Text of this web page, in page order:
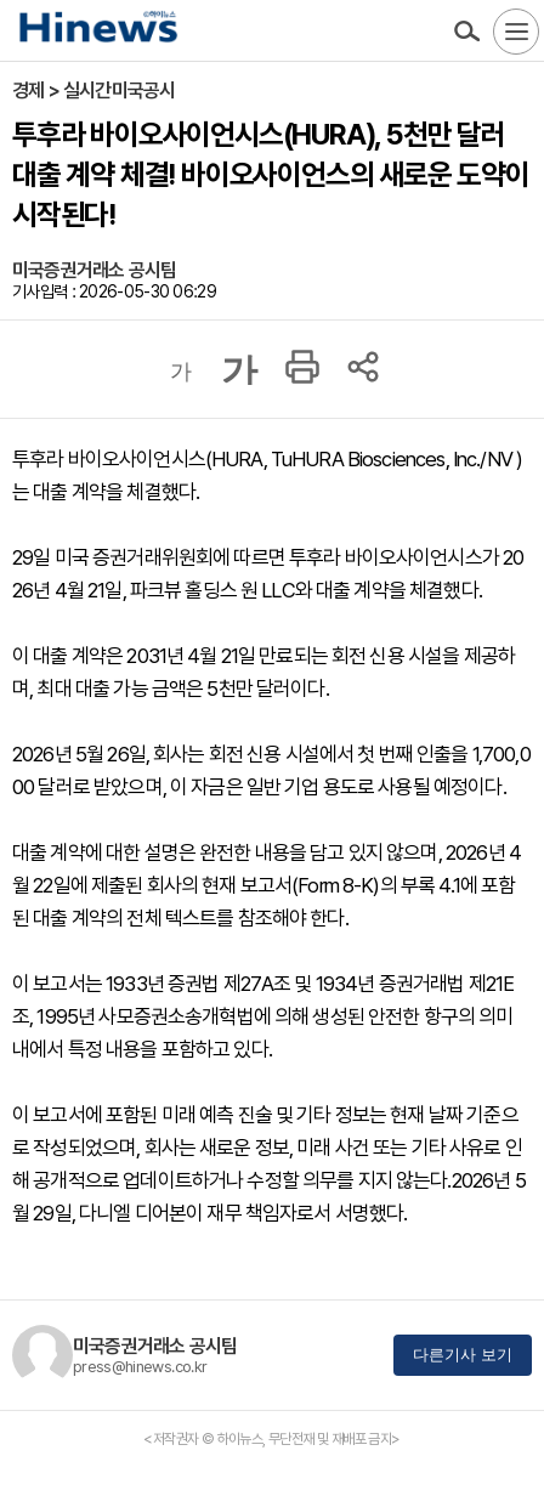
경제 > 실시간미국공시
투후라 바이오사이언시스(HURA), 5천만 달러
대출 계약 체결! 바이오사이언스의 새로운 도약이
시작된다!
미국증권거래소 공시팀
기사입력 : 2026-05-30 06:29
가 가
투후라 바이오사이언시스(HURA, TuHURA Biosciences, Inc./NV )
는 대출 계약을 체결했다.
29일 미국 증권거래위원회에 따르면 투후라 바이오사이언시스가 20
26년 4월 21일, 파크뷰 홀딩스 원 LLC와 대출 계약을 체결했다.
이 대출 계약은 2031년 4월 21일 만료되는 회전 신용 시설을 제공하
며, 최대 대출 가능 금액은 5천만 달러이다.
2026년 5월 26일, 회사는 회전 신용 시설에서 첫 번째 인출을 1,700,0
00 달러로 받았으며, 이 자금은 일반 기업 용도로 사용될 예정이다.
대출 계약에 대한 설명은 완전한 내용을 담고 있지 않으며, 2026년 4
월 22일에 제출된 회사의 현재 보고서(Form 8-K)의 부록 4.1에 포함
된 대출 계약의 전체 텍스트를 참조해야 한다.
이 보고서는 1933년 증권법 제27A조 및 1934년 증권거래법 제21E
조, 1995년 사모증권소송개혁법에 의해 생성된 안전한 항구의 의미
내에서 특정 내용을 포함하고 있다.
이 보고서에 포함된 미래 예측 진술 및 기타 정보는 현재 날짜 기준으
로 작성되었으며, 회사는 새로운 정보, 미래 사건 또는 기타 사유로 인
해 공개적으로 업데이트하거나 수정할 의무를 지지 않는다.2026년 5
월 29일, 다니엘 디어본이 재무 책임자로서 서명했다.
미국증권거래소 공시팀
press@hinews.co.kr
다른기사 보기
<저작권자 © 하이뉴스, 무단전재 및 재배포 금지>